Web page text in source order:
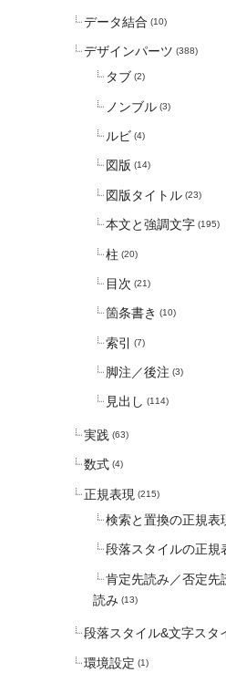
データ結合 (10)
デザインパーツ (388)
タブ (2)
ノンブル (3)
ルビ (4)
図版 (14)
図版タイトル (23)
本文と強調文字 (195)
柱 (20)
目次 (21)
箇条書き (10)
索引 (7)
脚注／後注 (3)
見出し (114)
実践 (63)
数式 (4)
正規表現 (215)
検索と置換の正規表
段落スタイルの正規
肯定先読み／否定先
読み (13)
段落スタイル&文字スタ
環境設定 (1)